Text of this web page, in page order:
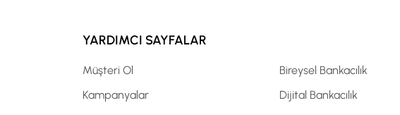
YARDIMCI SAYFALAR
Müşteri Ol
Kampanyalar
Bireysel Bankacılık
Dijital Bankacılık